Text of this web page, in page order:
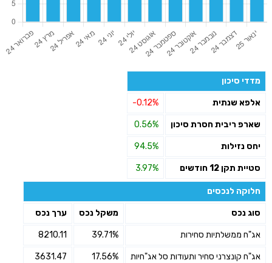
מדדי סיכון
אלפא שנתית -0.12%
שארפ ריבית חסרת סיכון 0.56%
יחס נזילות 94.5%
סטיית תקן 12 חודשים 3.97%
חלוקה לנכסים
סוג נכס משקל נכס ערך נכס
אג"ח ממשלתיות סחירות 39.71%
8210.11
אג"ח קונצרני סחיר ותעודות סל אג"חיות 17.56%
3631.47